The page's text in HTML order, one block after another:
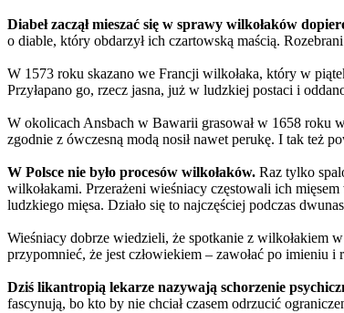
Diabeł zaczął mieszać się w sprawy wilkołaków
o diable, który obdarzył ich czartowską maścią.
W 1573 roku skazano we Francji wilkołaka, który w
Przyłapano go, rzecz jasna, już w ludzkiej postaci i
W okolicach Ansbach w Bawarii grasował w 1658 roku
zgodnie z ówczesną modą nosił nawet perukę. I tak też
W Polsce nie było procesów wilkołaków. Raz tylko
wilkołakami. Przerażeni wieśniacy częstowali ich
ludzkiego mięsa. Działo się to najczęściej podczas
Wieśniacy dobrze wiedzieli, że spotkanie z wilkołakiem
przypomnieć, że jest człowiekiem – zawołać po imieniu i
Dziś likantropią lekarze nazywają schorzenie
fascynują, bo kto by nie chciał czasem odrzucić